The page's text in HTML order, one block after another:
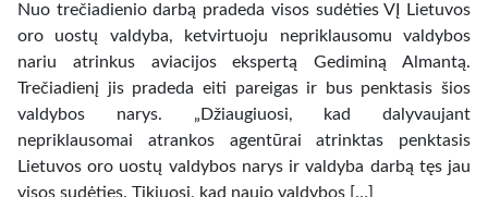
Nuo trečiadienio darbą pradeda visos sudėties VĮ Lietuvos
oro uostų valdyba, ketvirtuoju nepriklausomu valdybos
nariu atrinkus aviacijos ekspertą Gediminą Almantą.
Trečiadienį jis pradeda eiti pareigas ir bus penktasis šios
valdybos narys. „Džiaugiuosi, kad dalyvaujant
nepriklausomai atrankos agentūrai atrinktas penktasis
Lietuvos oro uostų valdybos narys ir valdyba darbą tęs jau
visos sudėties. Tikiuosi, kad naujo valdybos […]